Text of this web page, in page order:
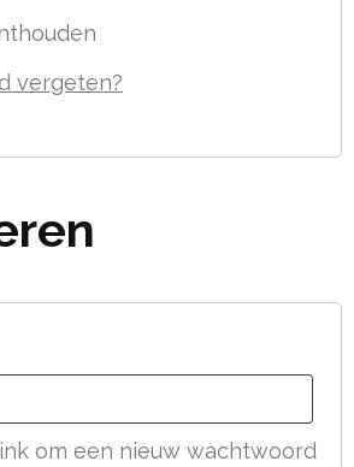
vergeten?
om een nieuw wachtwoord